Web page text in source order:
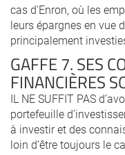
cas d’Enron, où les
leurs épargnes en vue
principalement
GAFFE 7. SES
FINANCIÈRES
IL NE SUFFIT PAS
portefeuille
à investir et des
loin d’être toujours le